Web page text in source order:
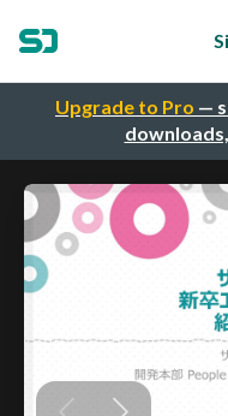
Upgrade to Pro —